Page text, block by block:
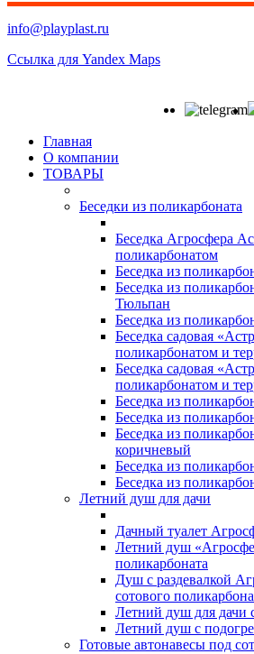
info@playplast.ru
Ссылка для Yandex Maps
Главная
О компании
ТОВАРЫ
Беседки из поликарбоната
Беседка Агросфера
поликарбонатом
Беседка из
Беседка из
Тюльпан
Беседка из
Беседка садовая
поликарбонатом и
Беседка садовая
поликарбонатом и
Беседка из
Беседка из
Беседка из
коричневый
Беседка из
Беседка из
Летний душ для дачи
Дачный туалет
Летний душ
поликарбоната
Душ с раздевалкой
сотового
Летний душ для дачи
Летний душ с
Готовые автонавесы под